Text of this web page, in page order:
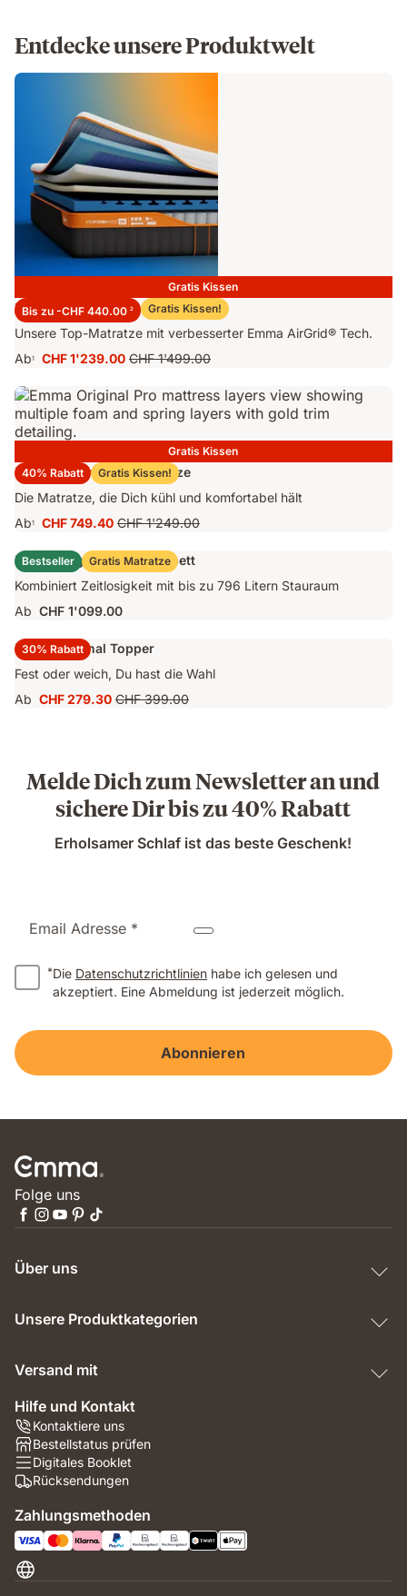
Entdecke unsere Produktwelt
Gratis Kissen
Bis zu -CHF 440.00 2 Gratis Kissen!
Emma Performance 26 Matratze
Unsere Top-Matratze mit verbesserter Emma AirGrid® Tech.
Ab1
Preis
CHF 1'239.00 Ursprünglicher
CHF 1'499.00
CHF 1'499.00
Gratis Kissen
40% Rabatt
Gratis Kissen!
Emma Original Pro Matratze
Die Matratze, die Dich kühl und komfortabel hält
Ab1
Preis
CHF 749.40
CHF 749.40 Ursprünglicher
Preis
CHF 1'249.00
CHF 1'249.00
Bestseller Gratis Matratze
Emma Original Stauraumbett
Kombiniert Zeitlosigkeit mit bis zu 796 Litern Stauraum
Ab CHF 1'099.00
30% Rabatt
Emma Original Topper
Fest oder weich, Du hast die Wahl
Ab Preis
CHF 279.30 Ursprünglicher
CHF 399.00
Melde Dich zum Newsletter an und
sichere Dir bis zu 40% Rabatt
Erholsamer Schlaf ist das beste Geschenk!
Email Adresse *
*Die Datenschutzrichtlinien habe ich gelesen und
akzeptiert. Eine Abmeldung ist jederzeit möglich.
Abonnieren
Folge uns
Über uns
Unsere Produktkategorien
Versand mit
Hilfe und Kontakt
Kontaktiere uns
Bestellstatus prüfen
Digitales Booklet
Rücksendungen
Zahlungsmethoden